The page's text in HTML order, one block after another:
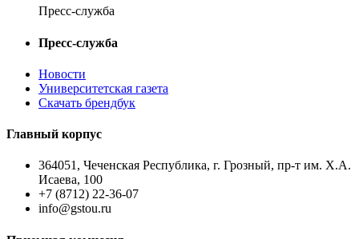
Пресс-служба
Пресс-служба
Новости
Университетская газета
Скачать брендбук
Главный корпус
364051, Чеченская Республика, г. Грозный, пр-т им. Х.А.
Исаева, 100
+7 (8712) 22-36-07
info@gstou.ru